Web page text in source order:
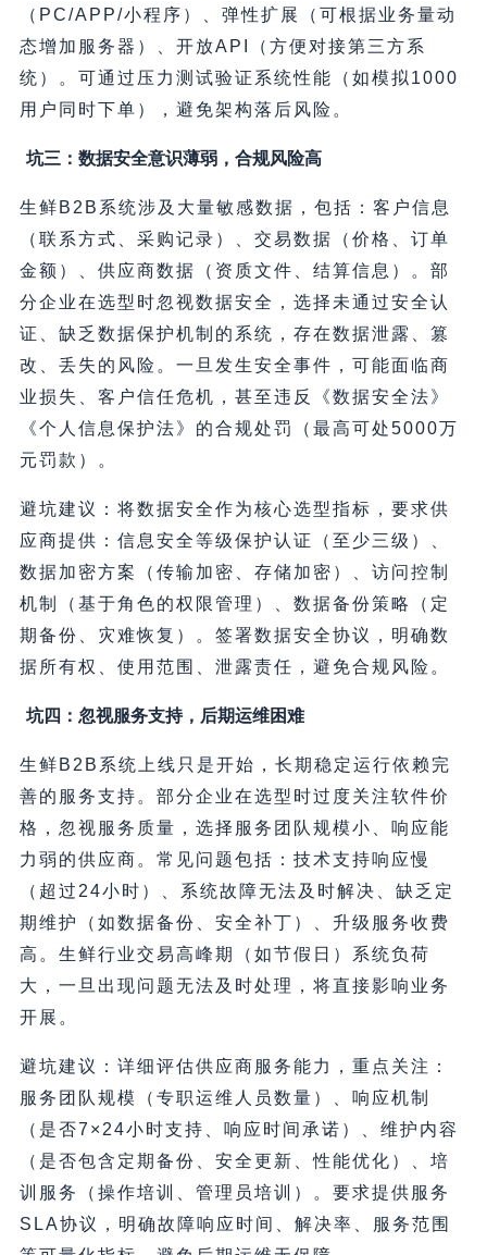
（PC/APP/小程序）、弹性扩展（可根据业务量动
态增加服务器）、开放API（方便对接第三方系
统）。可通过压力测试验证系统性能（如模拟1000
用户同时下单），避免架构落后风险。
坑三：数据安全意识薄弱，合规风险高
生鲜B2B系统涉及大量敏感数据，包括：客户信息
（联系方式、采购记录）、交易数据（价格、订单
金额）、供应商数据（资质文件、结算信息）。部
分企业在选型时忽视数据安全，选择未通过安全认
证、缺乏数据保护机制的系统，存在数据泄露、篡
改、丢失的风险。一旦发生安全事件，可能面临商
业损失、客户信任危机，甚至违反《数据安全法》
《个人信息保护法》的合规处罚（最高可处5000万
元罚款）。
避坑建议：将数据安全作为核心选型指标，要求供
应商提供：信息安全等级保护认证（至少三级）、
数据加密方案（传输加密、存储加密）、访问控制
机制（基于角色的权限管理）、数据备份策略（定
期备份、灾难恢复）。签署数据安全协议，明确数
据所有权、使用范围、泄露责任，避免合规风险。
坑四：忽视服务支持，后期运维困难
生鲜B2B系统上线只是开始，长期稳定运行依赖完
善的服务支持。部分企业在选型时过度关注软件价
格，忽视服务质量，选择服务团队规模小、响应能
力弱的供应商。常见问题包括：技术支持响应慢
（超过24小时）、系统故障无法及时解决、缺乏定
期维护（如数据备份、安全补丁）、升级服务收费
高。生鲜行业交易高峰期（如节假日）系统负荷
大，一旦出现问题无法及时处理，将直接影响业务
开展。
避坑建议：详细评估供应商服务能力，重点关注：
服务团队规模（专职运维人员数量）、响应机制
（是否7×24小时支持、响应时间承诺）、维护内容
（是否包含定期备份、安全更新、性能优化）、培
训服务（操作培训、管理员培训）。要求提供服务
SLA协议，明确故障响应时间、解决率、服务范围